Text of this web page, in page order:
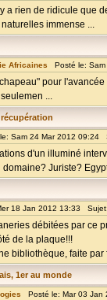
a rien de ridicule que
immense ...
Africaines Posté le:
pour
...
Sam 24 Mar 2012 09:24
d'un illuminé
Juriste?
18 Jan 2012 13:33
débitées par ce
de la plaque!!!
bibliothèque, faite
1er au monde
Posté le: Mar 03